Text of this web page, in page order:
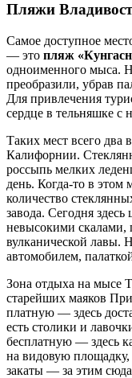
Пляжи
Самое доступное
— это пляж
одноименного мыса.
преобразили, убрав
Для привлечения
сердце в тельняшке с
Таких мест всего
Калифорнии.
россыпь мелких
день. Когда-то в этом
количество
завода. Сегодня
невысокими скалами,
вулканической лавы.
автомобилем,
Зона отдыха на мысе
старейших маяков
платную — здесь
есть столики и
бесплатную — здесь
на видовую площадку,
закаты — за этим